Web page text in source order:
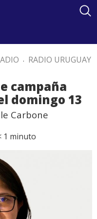
. RADIO URUGUAY
campaña
domingo 13
Carbone
1 minuto